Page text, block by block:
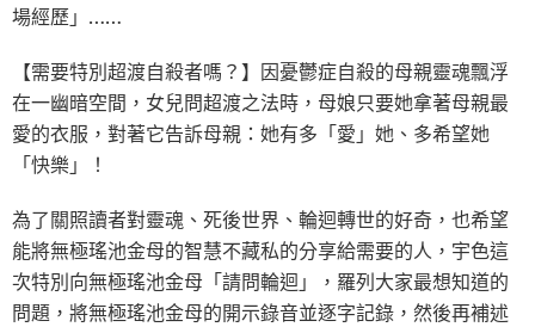
場經歷」……
【需要特別超渡自殺者嗎？】因憂鬱症自殺的母親靈魂飄浮
在一幽暗空間，女兒問超渡之法時，母娘只要她拿著母親最
愛的衣服，對著它告訴母親：她有多「愛」她、多希望她
「快樂」！
為了關照讀者對靈魂、死後世界、輪迴轉世的好奇，也希望
能將無極瑤池金母的智慧不藏私的分享給需要的人，宇色這
次特別向無極瑤池金母「請問輪迴」，羅列大家最想知道的
問題，將無極瑤池金母的開示錄音並逐字記錄，然後再補述